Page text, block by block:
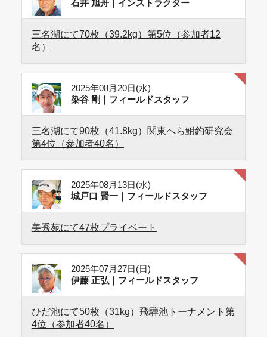
石井 旭舟｜インストラクター
三名湖にて70枚（39.2kg）第5位（参加者12
名）
2025年08月20日(水)
染谷 剛｜フィールドスタッフ
三名湖にて90枚（41.8kg）関東へら鮒釣研究会
第4位（参加者40名）
2025年08月13日(水)
城戸口 賢一｜フィールドスタッフ
美秀苑にて47枚プライベート
2025年07月27日(日)
伊藤 正弘｜フィールドスタッフ
ひだ池にて50枚（31kg）飛騨池トーナメント第
4位（参加者40名）